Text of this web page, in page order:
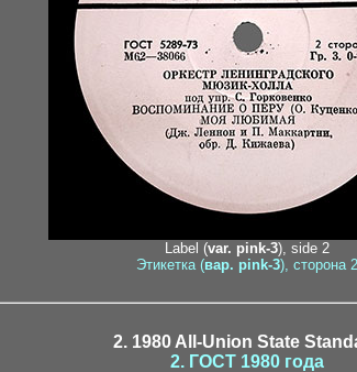
Label (var. pink-3), side 2
Этикетка (вар. pink-3), сторона 2
2. 1980 All-Union State
2. ГОСТ 1980 года